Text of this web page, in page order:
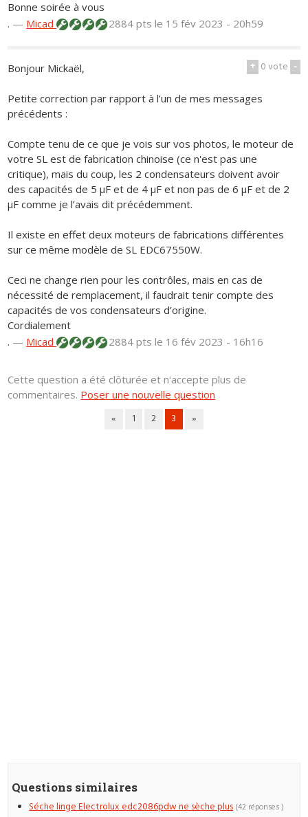
Bonne soirée à vous
. — Micad 2884 ptsle 15 fév 2023 - 20h59
+ 0vote -
Bonjour Mickaël,
Petite correction par rapport à l’un de mes messages
précédents :
Compte tenu de ce que je vois sur vos photos, le moteur de
votre SL est de fabrication chinoise (ce n'est pas une
critique), mais du coup, les 2 condensateurs doivent avoir
des capacités de 5 μF et de 4 μF et non pas de 6 μF et de 2
μF comme je l’avais dit précédemment.
Il existe en effet deux moteurs de fabrications différentes
sur ce même modèle de SL EDC67550W.
Ceci ne change rien pour les contrôles, mais en cas de
nécessité de remplacement, il faudrait tenir compte des
capacités de vos condensateurs d’origine.
Cordialement
. — Micad 2884 ptsle 16 fév 2023 - 16h16
Cette question a été clôturée et n'accepte plus de
commentaires. Poser une nouvelle question
« 1 2 3 »
Questions similaires
Séche linge Electrolux edc2086pdw ne sèche plus (42 réponses )